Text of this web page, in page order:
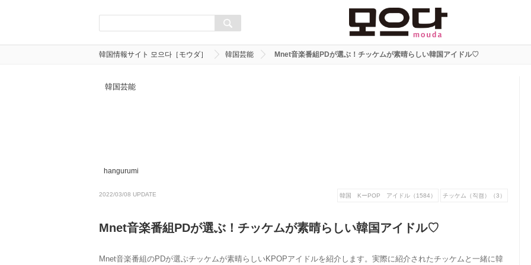
韓国情報サイト 모으다［モウダ］ 韓国芸能 Mnet音楽番組PDが選ぶ！チッケムが素晴らしい韓国アイドル♡
韓国芸能
hangurumi
2022/03/08 UPDATE 韓国 KーPOP アイドル（1584） チッケム（직캠）（3）
Mnet音楽番組PDが選ぶ！チッケムが素晴らしい韓国アイドル♡
Mnet音楽番組のPDが選ぶチッケムが素晴らしいKPOPアイドルを紹介します。実際に紹介されたチッケムと一緒に韓